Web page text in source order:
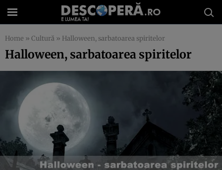
Home » Cultură » Halloween, sarbatoarea spiritelor
Halloween, sarbatoarea spiritelor